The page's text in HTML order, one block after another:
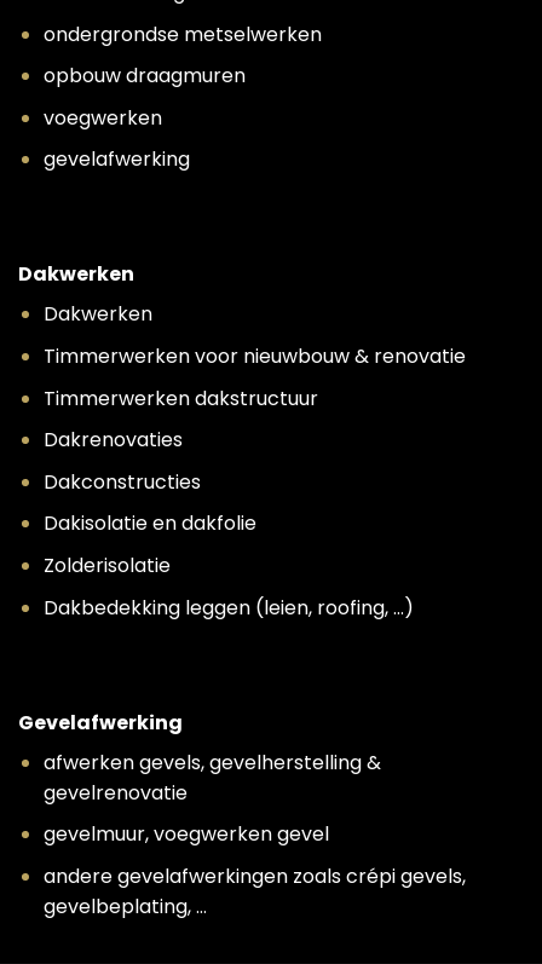
ondergrondse metselwerken
opbouw draagmuren
voegwerken
gevelafwerking
Dakwerken
Dakwerken
Timmerwerken voor nieuwbouw & renovatie
Timmerwerken dakstructuur
Dakrenovaties
Dakconstructies
Dakisolatie en dakfolie
Zolderisolatie
Dakbedekking leggen (leien, roofing, …)
Gevelafwerking
afwerken gevels, gevelherstelling &
gevelrenovatie
gevelmuur, voegwerken gevel
andere gevelafwerkingen zoals crépi gevels,
gevelbeplating, …